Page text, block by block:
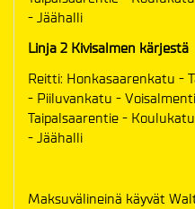
- Jäähalli
Linja 2 Kivisalmen kärjestä
Reitti: Honkasaarenkatu -
- Piiluvankatu -
Taipalsaarentie -
- Jäähalli
Maksuvälineinä käyvät